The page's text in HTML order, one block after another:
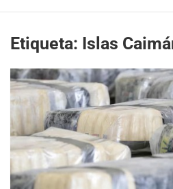
Etiqueta: Islas